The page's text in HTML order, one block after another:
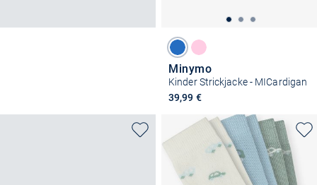
Minymo
Kinder Strickjacke - MICardigan
39,99 €